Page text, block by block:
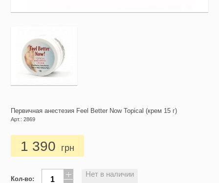
Первичная анестезия Feel Better Now Topical (крем 15 г)
Арт.: 2869
1 390 грн
Кол-во:
Нет в наличии